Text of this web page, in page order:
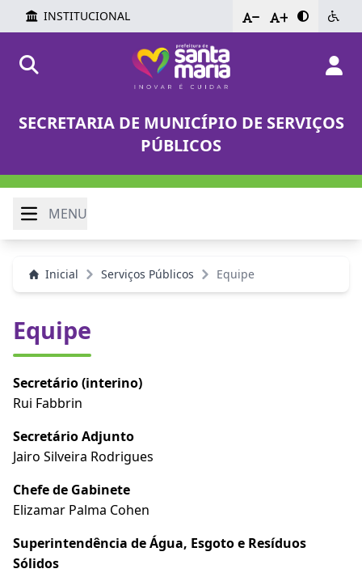
INSTITUCIONAL - +
SECRETARIA DE MUNICÍPIO DE SERVIÇOS
PÚBLICOS
MENU
Inicial Serviços Públicos Equipe
Equipe
Secretário (interino)
Rui Fabbrin
Secretário Adjunto
Jairo Silveira Rodrigues
Chefe de Gabinete
Elizamar Palma Cohen
Superintendência de Água, Esgoto e Resíduos
Sólidos